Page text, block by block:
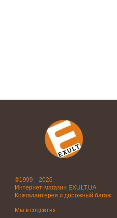
©1999—2026
Интернет-магазин EXULT.UA
Кожгалантерея и дорожный багаж
Мы в соцсетях